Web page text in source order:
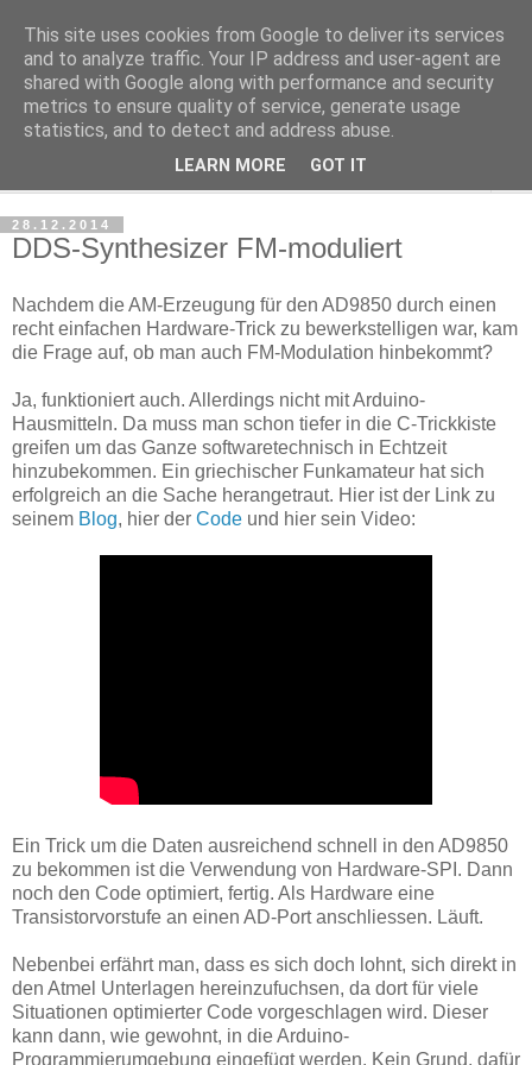
katzenjens' Technik-Blog
Tipps, Tricks und Diskussion rund um IT und Elektronik
28.12.2014
DDS-Synthesizer FM-moduliert
Nachdem die AM-Erzeugung für den AD9850 durch einen
recht einfachen Hardware-Trick zu bewerkstelligen war, kam
die Frage auf, ob man auch FM-Modulation hinbekommt?
Ja, funktioniert auch. Allerdings nicht mit Arduino-
Hausmitteln. Da muss man schon tiefer in die C-Trickkiste
greifen um das Ganze softwaretechnisch in Echtzeit
hinzubekommen. Ein griechischer Funkamateur hat sich
erfolgreich an die Sache herangetraut. Hier ist der Link zu
seinem Blog, hier der Code und hier sein Video:
Ein Trick um die Daten ausreichend schnell in den AD9850
zu bekommen ist die Verwendung von Hardware-SPI. Dann
noch den Code optimiert, fertig. Als Hardware eine
Transistorvorstufe an einen AD-Port anschliessen. Läuft.
Nebenbei erfährt man, dass es sich doch lohnt, sich direkt in
den Atmel Unterlagen hereinzufuchsen, da dort für viele
Situationen optimierter Code vorgeschlagen wird. Dieser
kann dann, wie gewohnt, in die Arduino-
Programmierumgebung eingefügt werden. Kein Grund, dafür
This site uses cookies from Google to deliver its services
and to analyze traffic. Your IP address and user-agent are
shared with Google along with performance and security
metrics to ensure quality of service, generate usage
statistics, and to detect and address abuse.
LEARN MORE GOT IT